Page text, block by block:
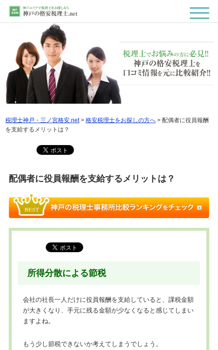
税理士神戸・三ノ宮格安.net>格安税理士をお探しの方へ >配偶者に役員報酬
を支給するメリットは？
配偶者に役員報酬を支給するメリットは？
所得分散による節税
会社の社長一人だけに役員報酬を支給していると、課税金額
が大きくなり、手元に残る金額が少なくなると感じてしまい
ますよね。
もう少し節税できないか考えてしまうでしょう。